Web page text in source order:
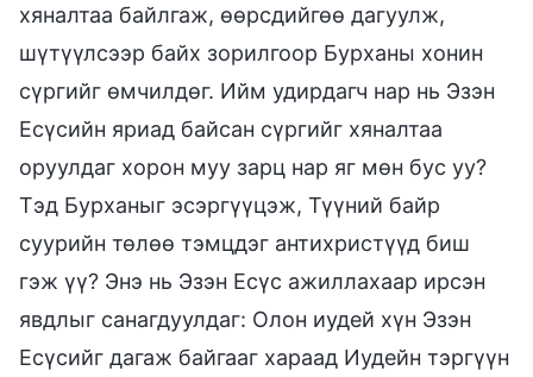
хяналтаа байлгаж, өөрсдийгөө дагуулж,
шүтүүлсээр байх зорилгоор Бурханы хонин
сүргийг өмчилдөг. Ийм удирдагч нар нь Эзэн
Есүсийн яриад байсан сүргийг хяналтаа
оруулдаг хорон муу зарц нар яг мөн бус уу?
Тэд Бурханыг эсэргүүцэж, Түүний байр
суурийн төлөө тэмцдэг антихристүүд биш
гэж үү? Энэ нь Эзэн Есүс ажиллахаар ирсэн
явдлыг санагдуулдаг: Олон иудей хүн Эзэн
Есүсийг дагаж байгааг хараад Иудейн тэргүүн